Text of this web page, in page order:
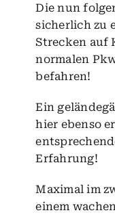
Die nun
sicherlich zu
Strecken auf
normalen
befahren!
Ein
hier ebenso
Erfahrung!
Maximal im
einem